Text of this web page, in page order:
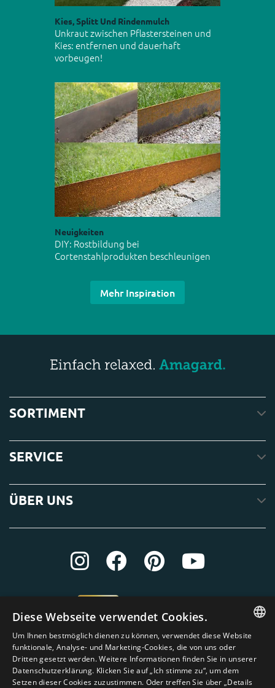
Kies, Splitt Und Rindenmulch
Unkraut zwischen Pflastersteinen und
Kies: entfernen und dauerhaft
vorbeugen!
Neuigkeiten
DIY: Rostbildung bei
Cortenstahlprodukten beschleunigen
Mehr Inspiration
SORTIMENT
SERVICE
ÜBER UNS
ENGLISH
DUTCH
GERMAN
Diese Webseite verwendet Cookies.
Um Ihnen bestmöglich dienen zu können, verwendet diese Website
funktionale, Analyse- und Marketing-Cookies, die von uns oder
Dritten gesetzt werden. Weitere Informationen finden Sie in unserer
Datenschutzerklärung. Klicken Sie auf „Ich stimme zu“, um dem
Setzen dieser Cookies zuzustimmen. Oder treffen Sie über „Details